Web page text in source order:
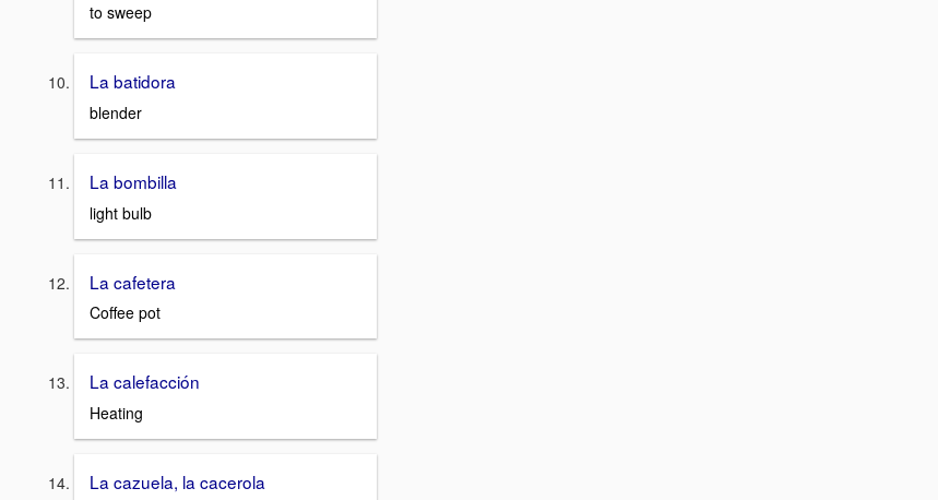
to sweep
La batidora
blender
La bombilla
light bulb
La cafetera
Coffee pot
La calefacción
Heating
La cazuela, la cacerola